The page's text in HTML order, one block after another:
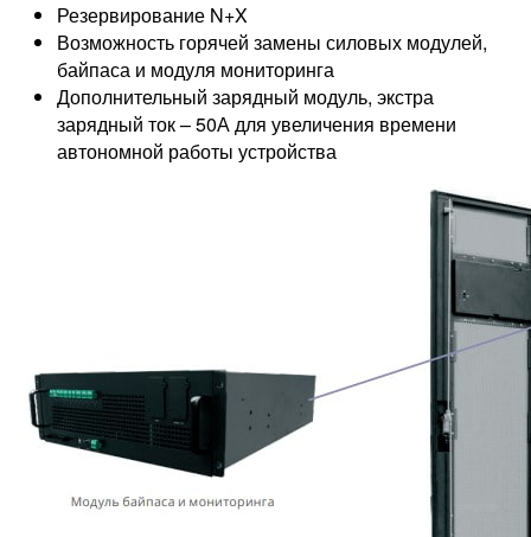
Резервирование N+X
Возможность горячей замены силовых модулей,
байпаса и модуля мониторинга
Дополнительный зарядный модуль, экстра
зарядный ток – 50А для увеличения времени
автономной работы устройства